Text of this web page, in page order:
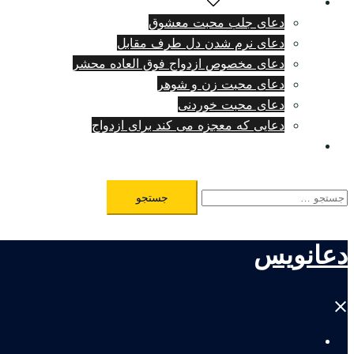
دعای جلب محبت معشوق
دعای نرم شدن دل طرف مقابل
دعای مخصوص ازدواج فوق العاده محشر
دعای محبت زن و شوهر
دعای محبت خوردنی
دعایی که معجزه می کند برای ازدواج
جستجو
برای:
دعانویس
Close